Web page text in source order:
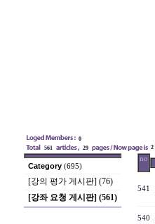
0
561
29 2
Category (695)
[강의 평가 게시판] (76)
[강좌 요청 게시판] (561)
no
541
540